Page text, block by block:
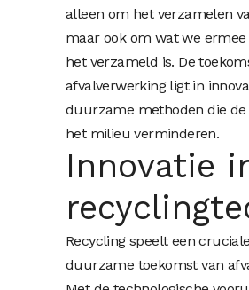
alleen om het verzamelen
maar ook om wat we
het verzameld is. De
afvalverwerking ligt in
duurzame methoden die
het milieu verminderen.
Innovatie
Recycling speelt een
duurzame toekomst van